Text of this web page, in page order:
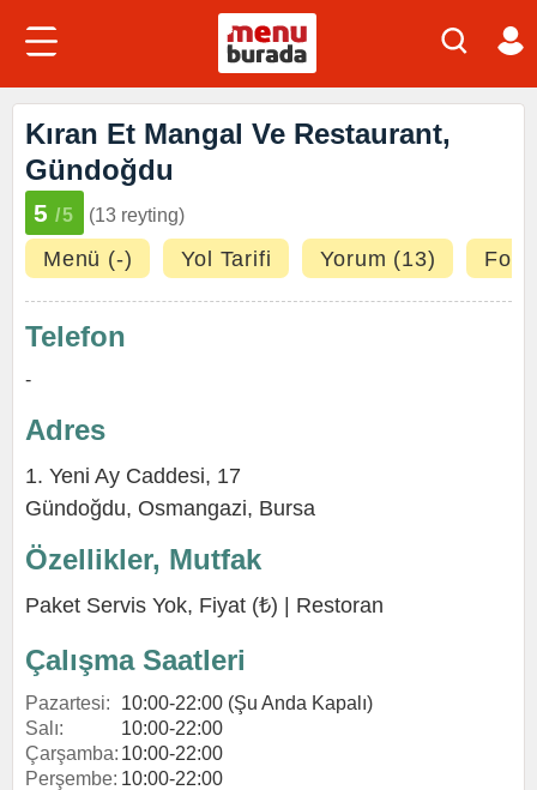
Kıran Et Mangal Ve Restaurant,
Gündoğdu
5 /5 (13 reyting)
Menü (-) Yol Tarifi Yorum (13)
Telefon
-
Adres
1. Yeni Ay Caddesi, 17
Gündoğdu, Osmangazi, Bursa
Özellikler, Mutfak
Paket Servis Yok, Fiyat (₺) | Restoran
Çalışma Saatleri
Pazartesi:
10:00-22:00 (Şu Anda Kapalı)
Salı:
10:00-22:00
Çarşamba: 10:00-22:00
Perşembe: 10:00-22:00